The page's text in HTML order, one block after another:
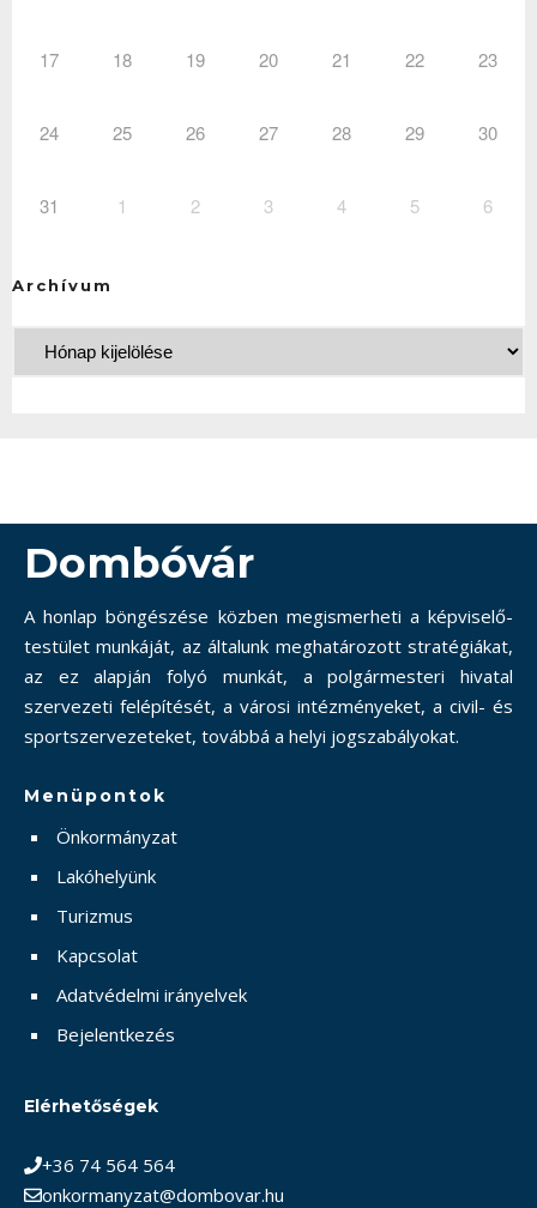
17 18 19 20 21 22 23
24 25 26 27 28 29 30
31 1 2 3 4 5 6
Archívum
Dombóvár
A honlap böngészése közben megismerheti a képviselő-
testület munkáját, az általunk meghatározott stratégiákat,
az ez alapján folyó munkát, a polgármesteri hivatal
szervezeti felépítését, a városi intézményeket, a civil- és
sportszervezeteket, továbbá a helyi jogszabályokat.
Menüpontok
Önkormányzat
Lakóhelyünk
Turizmus
Kapcsolat
Adatvédelmi irányelvek
Bejelentkezés
Elérhetőségek
+36 74 564 564
onkormanyzat@dombovar.hu